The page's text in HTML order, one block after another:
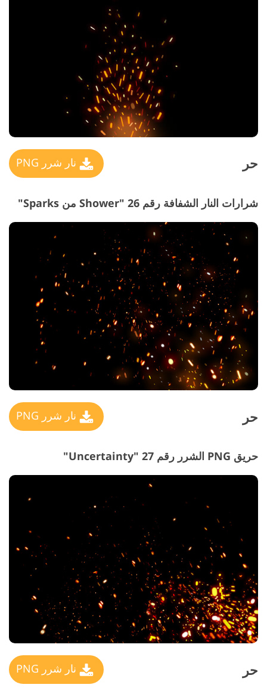
حر نار شرر PNG
شرارات النار الشفافة رقم 26 "Shower من Sparks"
حر نار شرر PNG
حريق PNG الشرر رقم 27 "Uncertainty"
حر نار شرر PNG